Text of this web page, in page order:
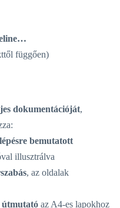
függően)
dokumentációját,
bemutatott
illusztrálva
, az oldalak
útmutató az A4-es lapokhoz